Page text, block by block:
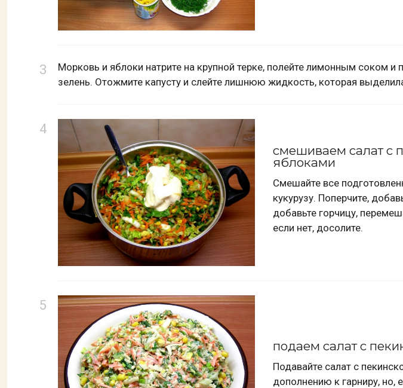
Морковь и яблоки натрите на крупной терке, полейте лимонным соком
зелень. Отожмите капусту и слейте лишнюю жидкость, которая
смешиваем салат с
яблоками
Смешайте все
кукурузу. Поперчите,
добавьте горчицу,
если нет, досолите.
подаем салат с
Подавайте салат с
дополнению к гарниру, но,